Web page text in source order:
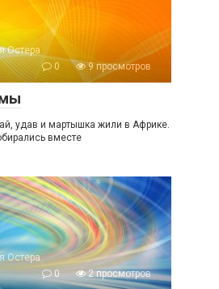
Остера
0
9 просмотров
удав и мартышка жили в Африке.
вместе
Остера
0
2 просмотров